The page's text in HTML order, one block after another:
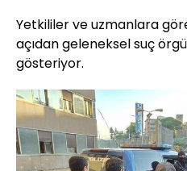
Yetkililer ve uzmanlara
açıdan geleneksel suç
gösteriyor.